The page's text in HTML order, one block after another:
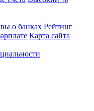
о банках Рейтинг
Карта сайта